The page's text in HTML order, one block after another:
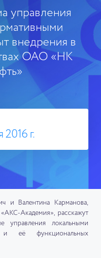
управления
внедрения в
ОАО «НК
г.
и Валентина Карманова,
Академия», расскажут
управления локальными
и её функциональных